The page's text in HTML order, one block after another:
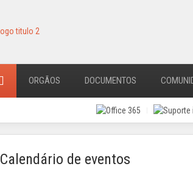
ORGÃOS DOCUMENTOS
Calendário de eventos